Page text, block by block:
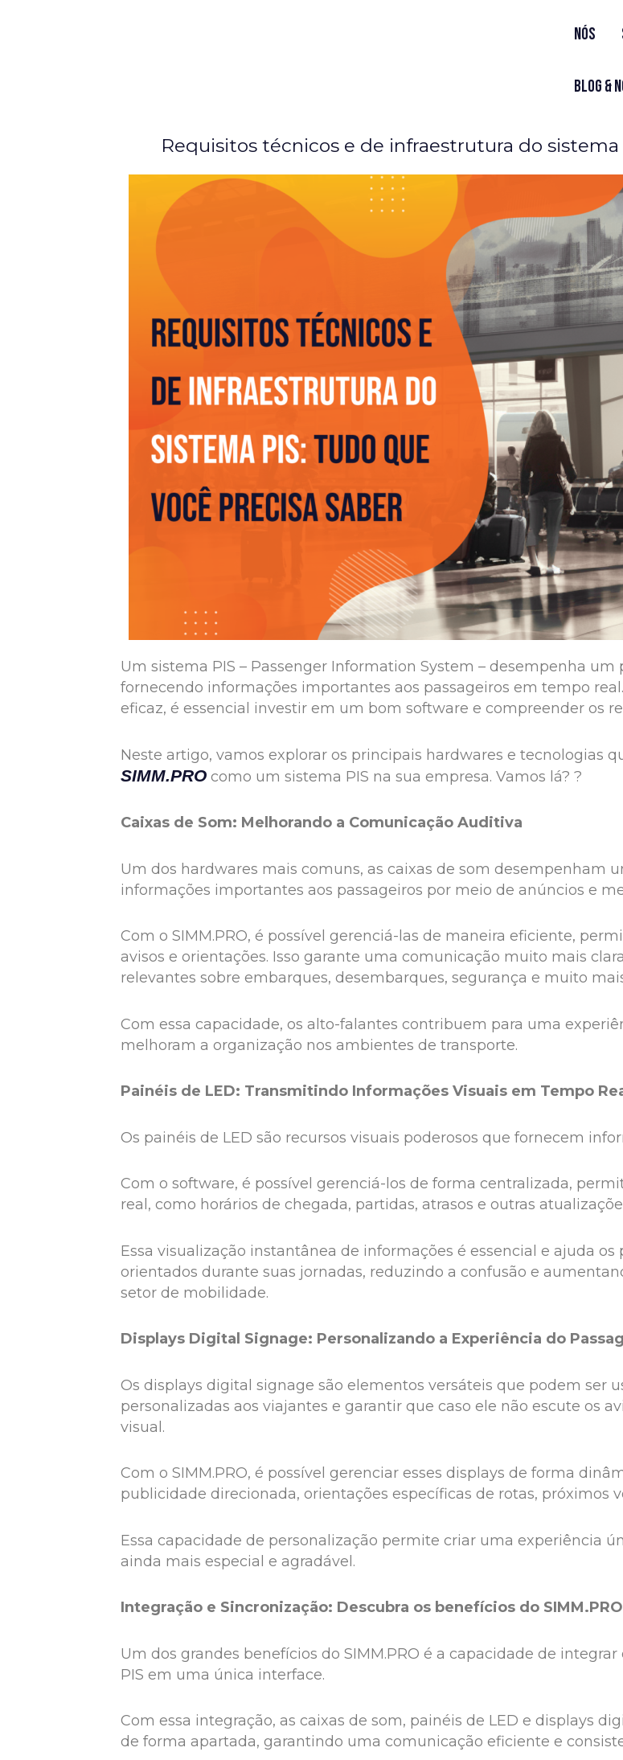
nós
Blog &
Requisitos técnicos e de infraestrutura do
Um sistema PIS – Passenger Information System – desempenha
fornecendo informações importantes aos passageiros em tempo
eficaz, é essencial investir em um bom software e compreender os
Neste artigo, vamos explorar os principais hardwares e tecnologias
SIMM.PROcomo um sistema PIS na sua empresa. Vamos lá? ?
Caixas de Som: Melhorando a Comunicação Auditiva
Um dos hardwares mais comuns, as caixas de som desempenham
informações importantes aos passageiros por meio de anúncios e
Com o SIMM.PRO, é possível gerenciá-las de maneira eficiente,
avisos e orientações. Isso garante uma comunicação muito mais
relevantes sobre embarques, desembarques, segurança e muito
Com essa capacidade, os alto-falantes contribuem para uma
melhoram a organização nos ambientes de transporte.
Painéis de LED: Transmitindo Informações Visuais em Tempo
Os painéis de LED são recursos visuais poderosos que fornecem
Com o software, é possível gerenciá-los de forma centralizada,
real, como horários de chegada, partidas, atrasos e outras
Essa visualização instantânea de informações é essencial e ajuda
orientados durante suas jornadas, reduzindo a confusão e
setor de mobilidade.
Displays Digital Signage: Personalizando a Experiência do
Os displays digital signage são elementos versáteis que podem ser
personalizadas aos viajantes e garantir que caso ele não escute os
visual.
Com o SIMM.PRO, é possível gerenciar esses displays de forma
publicidade direcionada, orientações específicas de rotas, próximos
Essa capacidade de personalização permite criar uma experiência
ainda mais especial e agradável.
Integração e Sincronização: Descubra os benefícios do SIMM.PRO
Um dos grandes benefícios do SIMM.PRO é a capacidade de
PIS em uma única interface.
Com essa integração, as caixas de som, painéis de LED e displays
de forma apartada, garantindo uma comunicação eficiente e